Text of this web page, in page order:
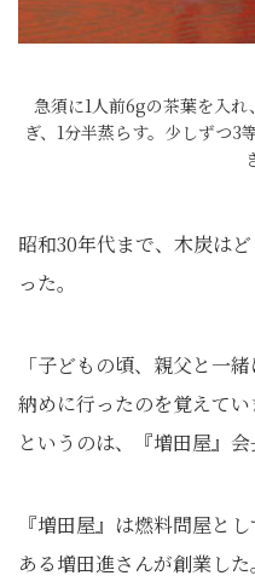
急須に1人前6gの茶葉を入
ぎ、1分半蒸らす。少しずつ3
昭和30年代まで、木炭は
った。
「子どもの頃、親父と一
納めに行ったのを覚えてい
というのは、『増田屋』
『増田屋』は燃料問屋と
ある増田進さんが創業し